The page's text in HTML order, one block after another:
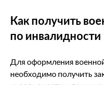
Как получить
по инвалидности
Для оформления
необходимо получить